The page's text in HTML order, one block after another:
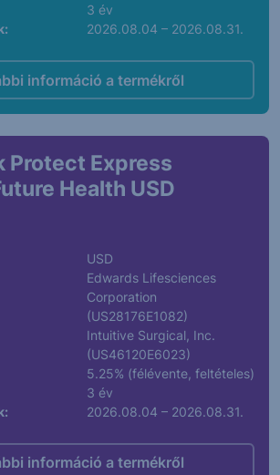
3 év
2026.08.04 – 2026.08.31.
információ a termékről
Protect Express
Health USD
USD
Edwards Lifesciences
Corporation
(US28176E1082)
Intuitive Surgical, Inc.
(US46120E6023)
5.25% (félévente, feltételes)
3 év
2026.08.04 – 2026.08.31.
információ a termékről